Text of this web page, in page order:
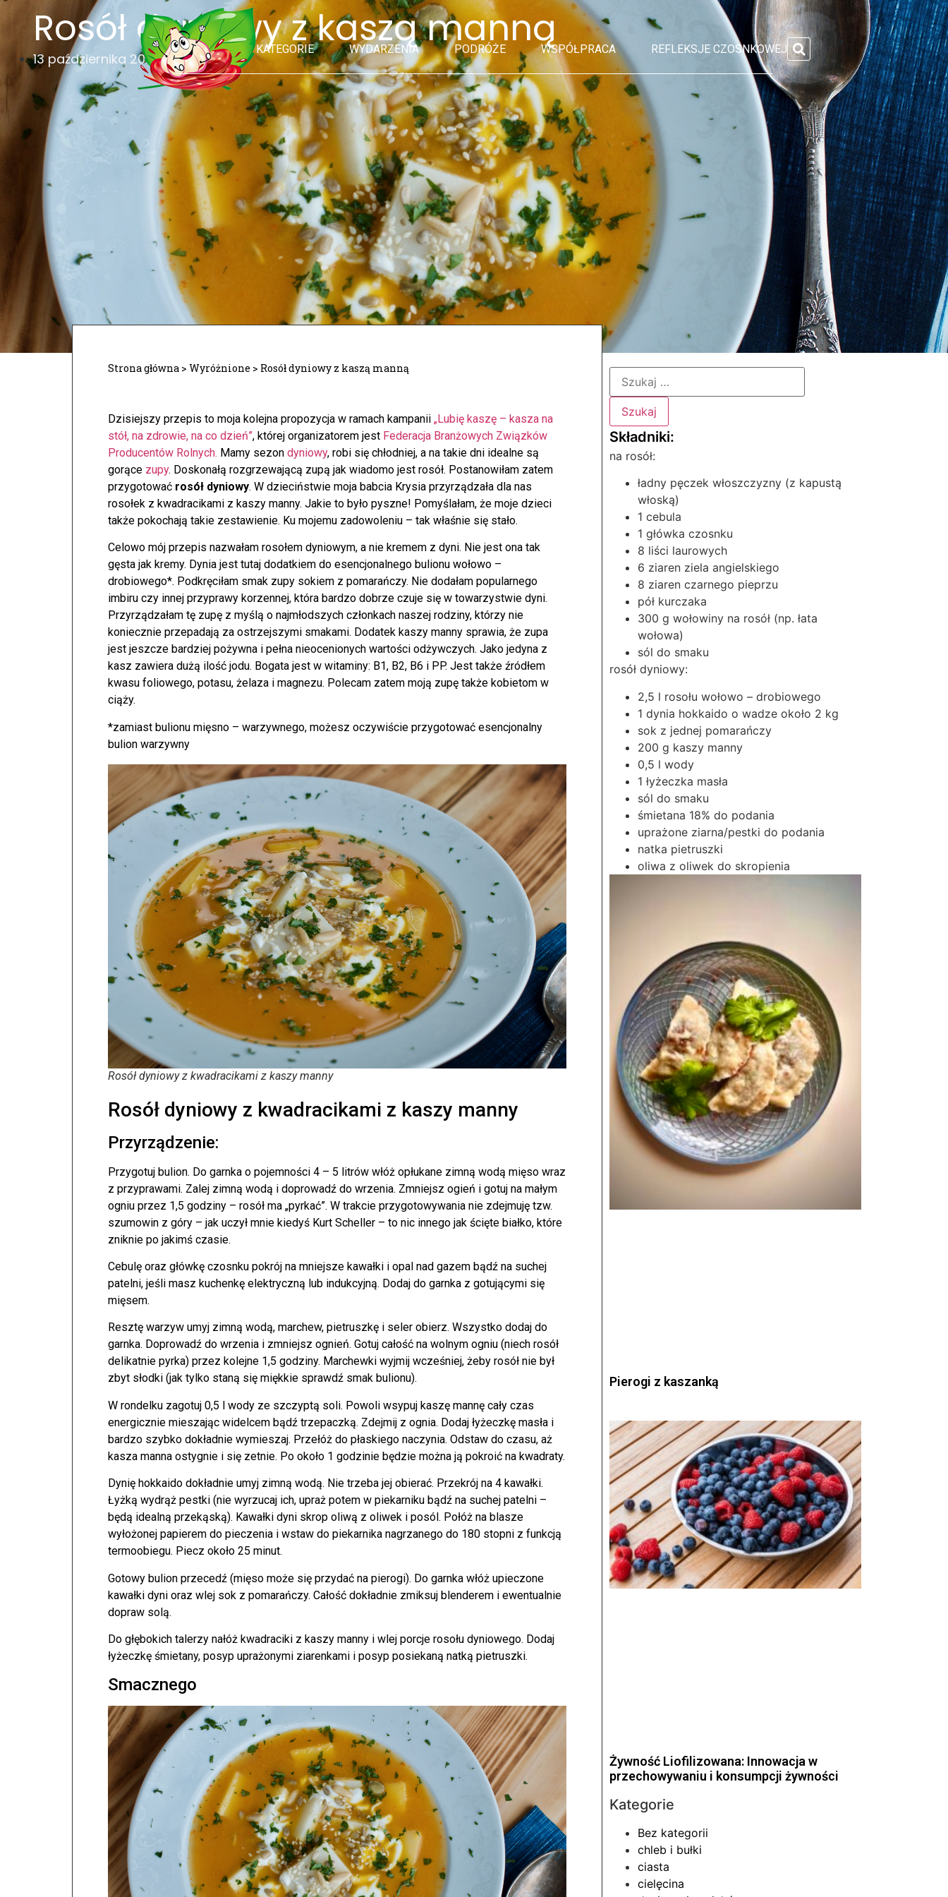
KATEGORIE WYDARZENIA PODRÓŻE WSPÓŁPRACA REFLEKSJE CZOSNKOWEJ
Rosół dyniowy z kaszą manną
13 października 2017
Strona główna > Wyróżnione > Rosół dyniowy z kaszą manną
Dzisiejszy przepis to moja kolejna propozycja w ramach kampanii „Lubię kaszę – kasza na
stół, na zdrowie, na co dzień”, której organizatorem jest Federacja Branżowych Związków
Producentów Rolnych. Mamy sezon dyniowy, robi się chłodniej, a na takie dni idealne są
gorące zupy. Doskonałą rozgrzewającą zupą jak wiadomo jest rosół. Postanowiłam zatem
przygotować rosół dyniowy. W dzieciństwie moja babcia Krysia przyrządzała dla nas
rosołek z kwadracikami z kaszy manny. Jakie to było pyszne! Pomyślałam, że moje dzieci
także pokochają takie zestawienie. Ku mojemu zadowoleniu – tak właśnie się stało.
Celowo mój przepis nazwałam rosołem dyniowym, a nie kremem z dyni. Nie jest ona tak
gęsta jak kremy. Dynia jest tutaj dodatkiem do esencjonalnego bulionu wołowo –
drobiowego*. Podkręciłam smak zupy sokiem z pomarańczy. Nie dodałam popularnego
imbiru czy innej przyprawy korzennej, która bardzo dobrze czuje się w towarzystwie dyni.
Przyrządzałam tę zupę z myślą o najmłodszych członkach naszej rodziny, którzy nie
koniecznie przepadają za ostrzejszymi smakami. Dodatek kaszy manny sprawia, że zupa
jest jeszcze bardziej pożywna i pełna nieocenionych wartości odżywczych. Jako jedyna z
kasz zawiera dużą ilość jodu. Bogata jest w witaminy: B1, B2, B6 i PP. Jest także źródłem
kwasu foliowego, potasu, żelaza i magnezu. Polecam zatem moją zupę także kobietom w
ciąży.
*zamiast bulionu mięsno – warzywnego, możesz oczywiście przygotować esencjonalny
bulion warzywny
Rosół dyniowy z kwadracikami z kaszy manny
Rosół dyniowy z kwadracikami z kaszy manny
Przyrządzenie:
Przygotuj bulion. Do garnka o pojemności 4 – 5 litrów włóż opłukane zimną wodą mięso wraz
z przyprawami. Zalej zimną wodą i doprowadź do wrzenia. Zmniejsz ogień i gotuj na małym
ogniu przez 1,5 godziny – rosół ma „pyrkać”. W trakcie przygotowywania nie zdejmuję tzw.
szumowin z góry – jak uczył mnie kiedyś Kurt Scheller – to nic innego jak ścięte białko, które
zniknie po jakimś czasie.
Cebulę oraz główkę czosnku pokrój na mniejsze kawałki i opal nad gazem bądź na suchej
patelni, jeśli masz kuchenkę elektryczną lub indukcyjną. Dodaj do garnka z gotującymi się
mięsem.
Resztę warzyw umyj zimną wodą, marchew, pietruszkę i seler obierz. Wszystko dodaj do
garnka. Doprowadź do wrzenia i zmniejsz ognień. Gotuj całość na wolnym ogniu (niech rosół
delikatnie pyrka) przez kolejne 1,5 godziny. Marchewki wyjmij wcześniej, żeby rosół nie był
zbyt słodki (jak tylko staną się miękkie sprawdź smak bulionu).
W rondelku zagotuj 0,5 l wody ze szczyptą soli. Powoli wsypuj kaszę mannę cały czas
energicznie mieszając widelcem bądź trzepaczką. Zdejmij z ognia. Dodaj łyżeczkę masła i
bardzo szybko dokładnie wymieszaj. Przełóż do płaskiego naczynia. Odstaw do czasu, aż
kasza manna ostygnie i się zetnie. Po około 1 godzinie będzie można ją pokroić na kwadraty.
Dynię hokkaido dokładnie umyj zimną wodą. Nie trzeba jej obierać. Przekrój na 4 kawałki.
Łyżką wydrąż pestki (nie wyrzucaj ich, upraż potem w piekarniku bądź na suchej patelni –
będą idealną przekąską). Kawałki dyni skrop oliwą z oliwek i posól. Połóż na blasze
wyłożonej papierem do pieczenia i wstaw do piekarnika nagrzanego do 180 stopni z funkcją
termoobiegu. Piecz około 25 minut.
Gotowy bulion przecedź (mięso może się przydać na pierogi). Do garnka włóż upieczone
kawałki dyni oraz wlej sok z pomarańczy. Całość dokładnie zmiksuj blenderem i ewentualnie
dopraw solą.
Do głębokich talerzy nałóż kwadraciki z kaszy manny i wlej porcje rosołu dyniowego. Dodaj
łyżeczkę śmietany, posyp uprażonymi ziarenkami i posyp posiekaną natką pietruszki.
Smacznego
na rosół:
ładny pęczek włoszczyzny (z kapustą
włoską)
1 cebula
1 główka czosnku
8 liści laurowych
6 ziaren ziela angielskiego
8 ziaren czarnego pieprzu
pół kurczaka
300 g wołowiny na rosół (np. łata
wołowa)
sól do smaku
rosół dyniowy:
2,5 l rosołu wołowo – drobiowego
1 dynia hokkaido o wadze około 2 kg
sok z jednej pomarańczy
200 g kaszy manny
0,5 l wody
1 łyżeczka masła
sól do smaku
śmietana 18% do podania
uprażone ziarna/pestki do podania
natka pietruszki
oliwa z oliwek do skropienia
Pierogi z kaszanką
Żywność Liofilizowana: Innowacja w
przechowywaniu i konsumpcji żywności
Kategorie
Bez kategorii
chleb i bułki
ciasta
cielęcina